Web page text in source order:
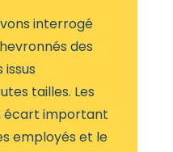
interrogé
des
tailles. Les
écart important
employés et le